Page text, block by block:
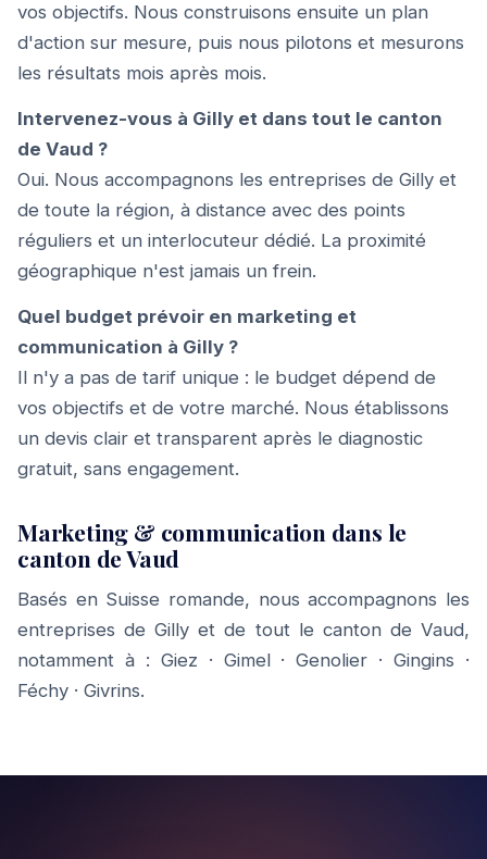
vos objectifs. Nous construisons ensuite un plan
d'action sur mesure, puis nous pilotons et mesurons
les résultats mois après mois.
Intervenez-vous à Gilly et dans tout le canton
de Vaud ?
Oui. Nous accompagnons les entreprises de Gilly et
de toute la région, à distance avec des points
réguliers et un interlocuteur dédié. La proximité
géographique n'est jamais un frein.
Quel budget prévoir en marketing et
communication à Gilly ?
Il n'y a pas de tarif unique : le budget dépend de
vos objectifs et de votre marché. Nous établissons
un devis clair et transparent après le diagnostic
gratuit, sans engagement.
Marketing & communication dans le
canton de Vaud
Basés en Suisse romande, nous accompagnons les
entreprises de Gilly et de tout le canton de Vaud,
notamment à : Giez · Gimel·Genolier ·Gingins ·
Féchy · Givrins.